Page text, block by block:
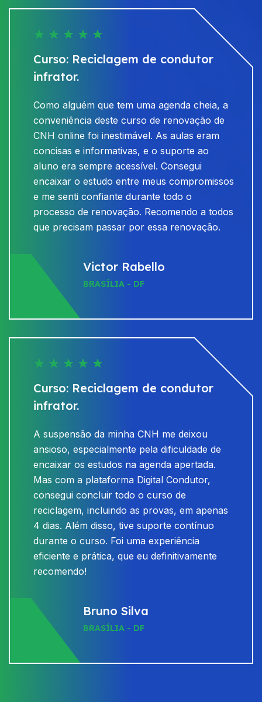
Curso: Reciclagem de condutor
infrator.
Como alguém que tem uma agenda cheia, a
conveniência deste curso de renovação de
CNH online foi inestimável. As aulas eram
concisas e informativas, e o suporte ao
aluno era sempre acessível. Consegui
encaixar o estudo entre meus compromissos
e me senti confiante durante todo o
processo de renovação. Recomendo a todos
que precisam passar por essa renovação.
Victor Rabello
BRASÍLIA - DF
Curso: Reciclagem de condutor
infrator.
A suspensão da minha CNH me deixou
ansioso, especialmente pela dificuldade de
encaixar os estudos na agenda apertada.
Mas com a plataforma Digital Condutor,
consegui concluir todo o curso de
reciclagem, incluindo as provas, em apenas
4 dias. Além disso, tive suporte contínuo
durante o curso. Foi uma experiência
eficiente e prática, que eu definitivamente
recomendo!
Bruno Silva
BRASÍLIA - DF